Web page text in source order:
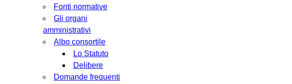
Fonti normative
Gli organi
amministrativi
Albo consortile
Lo Statuto
Delibere
Domande frequenti